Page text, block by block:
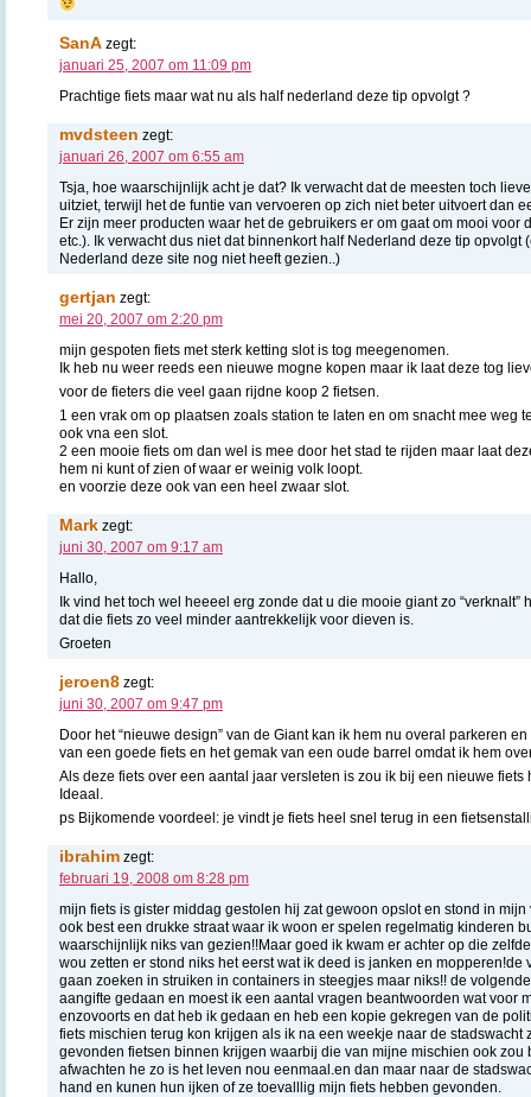
SanA zegt:
januari 25, 2007 om 11:09 pm
Prachtige fiets maar wat nu als half nederland deze tip opvolgt ?
mvdsteen zegt:
januari 26, 2007 om 6:55 am
Tsja, hoe waarschijnlijk acht je dat? Ik verwacht dat de meesten toch
uitziet, terwijl het de funtie van vervoeren op zich niet beter uitvoert dan
Er zijn meer producten waar het de gebruikers er om gaat om mooi voor
etc.). Ik verwacht dus niet dat binnenkort half Nederland deze tip opvolgt
Nederland deze site nog niet heeft gezien..)
gertjan zegt:
mei 20, 2007 om 2:20 pm
mijn gespoten fiets met sterk ketting slot is tog meegenomen.
Ik heb nu weer reeds een nieuwe mogne kopen maar ik laat deze tog
voor de fieters die veel gaan rijdne koop 2 fietsen.
1 een vrak om op plaatsen zoals station te laten en om snacht mee weg
ook vna een slot.
2 een mooie fiets om dan wel is mee door het stad te rijden maar laat
hem ni kunt of zien of waar er weinig volk loopt.
en voorzie deze ook van een heel zwaar slot.
Mark zegt:
juni 30, 2007 om 9:17 am
Hallo,
Ik vind het toch wel heeeel erg zonde dat u die mooie giant zo “verknalt”
dat die fiets zo veel minder aantrekkelijk voor dieven is.
Groeten
jeroen8 zegt:
juni 30, 2007 om 9:47 pm
Door het “nieuwe design” van de Giant kan ik hem nu overal parkeren
van een goede fiets en het gemak van een oude barrel omdat ik hem
Als deze fiets over een aantal jaar versleten is zou ik bij een nieuwe
Ideaal.
ps Bijkomende voordeel: je vindt je fiets heel snel terug in een
ibrahim zegt:
februari 19, 2008 om 8:28 pm
mijn fiets is gister middag gestolen hij zat gewoon opslot en stond in
ook best een drukke straat waar ik woon er spelen regelmatig kinderen
waarschijnlijk niks van gezien!!Maar goed ik kwam er achter op die
wou zetten er stond niks het eerst wat ik deed is janken en mopperen!de
gaan zoeken in struiken in containers in steegjes maar niks!! de
aangifte gedaan en moest ik een aantal vragen beantwoorden wat voor
enzovoorts en dat heb ik gedaan en heb een kopie gekregen van de
fiets mischien terug kon krijgen als ik na een weekje naar de stadswacht
gevonden fietsen binnen krijgen waarbij die van mijne mischien ook zou
afwachten he zo is het leven nou eenmaal.en dan maar naar de
hand en kunen hun ijken of ze toevalllig mijn fiets hebben gevonden.